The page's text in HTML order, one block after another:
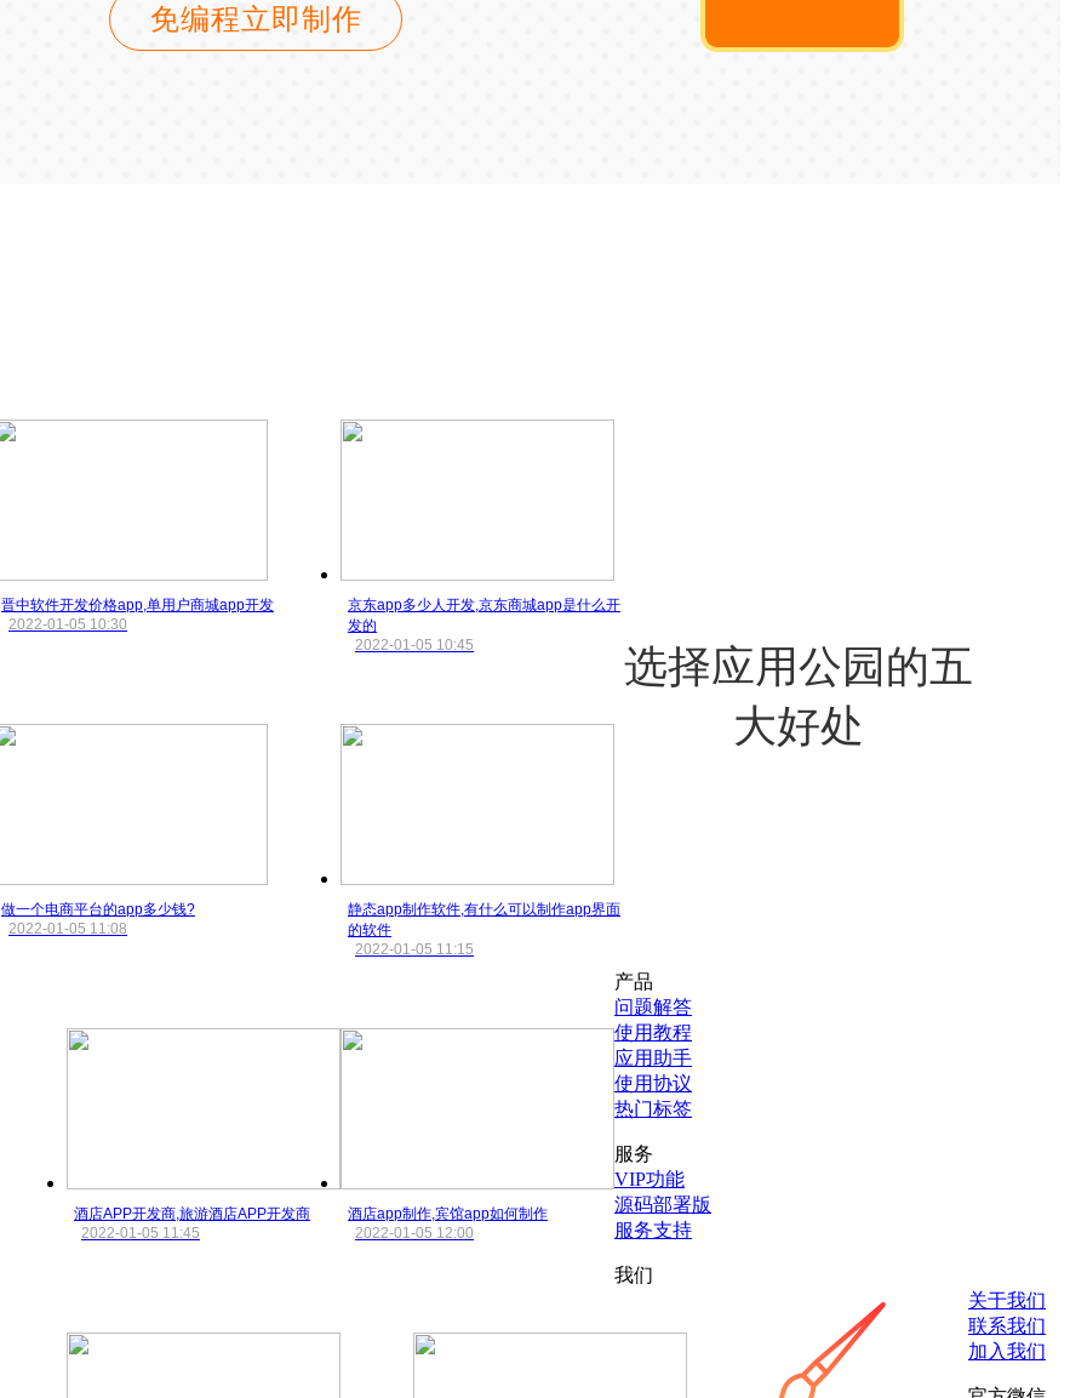
免编程立即制作
晋中软件开发价格app,单用户商城app开发
2022-01-05 10:30
京东app多少人开发,京东商城app是什么开
发的
2022-01-05 10:45
做一个电商平台的app多少钱?
2022-01-05 11:08
静态app制作软件,有什么可以制作app界面
的软件
2022-01-05 11:15
酒店APP开发商,旅游酒店APP开发商
2022-01-05 11:45
酒店app制作,宾馆app如何制作
2022-01-05 12:00
选择应用公园的五
大好处
产品
问题解答
使用教程
应用助手
使用协议
热门标签
服务
VIP功能
源码部署版
服务支持
我们
关于我们
联系我们
加入我们